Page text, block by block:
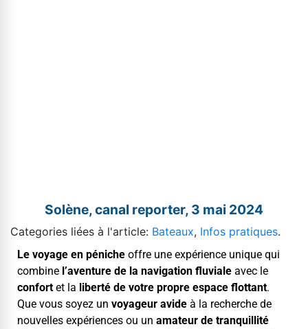
Solène, canal reporter, 3 mai 2024
Categories liées à l'article: Bateaux, Infos pratiques.
Le voy­age en péniche offre une expéri­ence unique qui
com­bine l’aven­ture de la nav­i­ga­tion flu­viale avec le
con­fort et la lib­erté de votre pro­pre espace flot­tant.
Que vous soyez un voyageur avide à la recherche de
nou­velles expéri­ences ou un ama­teur de tran­quil­lité